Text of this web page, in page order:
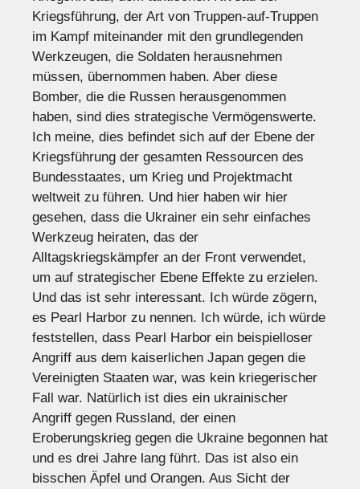
Kriegsführung, der Art von Truppen-auf-Truppen
im Kampf miteinander mit den grundlegenden
Werkzeugen, die Soldaten herausnehmen
müssen, übernommen haben. Aber diese
Bomber, die die Russen herausgenommen
haben, sind dies strategische Vermögenswerte.
Ich meine, dies befindet sich auf der Ebene der
Kriegsführung der gesamten Ressourcen des
Bundesstaates, um Krieg und Projektmacht
weltweit zu führen. Und hier haben wir hier
gesehen, dass die Ukrainer ein sehr einfaches
Werkzeug heiraten, das der
Alltagskriegskämpfer an der Front verwendet,
um auf strategischer Ebene Effekte zu erzielen.
Und das ist sehr interessant. Ich würde zögern,
es Pearl Harbor zu nennen. Ich würde, ich würde
feststellen, dass Pearl Harbor ein beispielloser
Angriff aus dem kaiserlichen Japan gegen die
Vereinigten Staaten war, was kein kriegerischer
Fall war. Natürlich ist dies ein ukrainischer
Angriff gegen Russland, der einen
Eroberungskrieg gegen die Ukraine begonnen hat
und es drei Jahre lang führt. Das ist also ein
bisschen Äpfel und Orangen. Aus Sicht der